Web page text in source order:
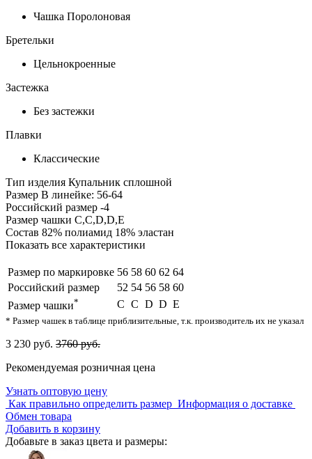
Чашка Поролоновая
Бретельки
Цельнокроенные
Застежка
Без застежки
Плавки
Классические
Тип изделия Купальник сплошной
Размер В линейке: 56-64
Российский размер -4
Размер чашки C,С,D,D,E
Состав 82% полиамид 18% эластан
Показать все характеристики
Размер по маркировке 56 58 60 62 64
Российский размер
52 54 56 58 60
Размер чашки* C С D D E
* Размер чашек в таблице приблизительные, т.к. производитель их не указал
3 230 руб. 3760 руб.
Рекомендуемая розничная цена
Узнать оптовую цену
Как правильно определить размер Информация о доставке
Обмен товара
Добавить в корзину
Добавьте в заказ цвета и размеры: